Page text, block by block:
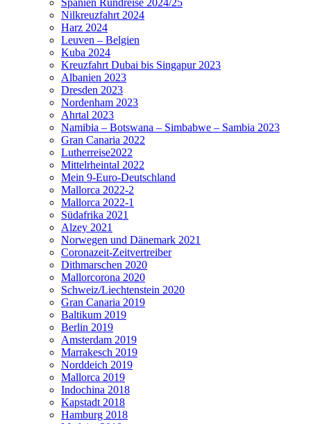
Spanien Rundreise 2024/25
Nilkreuzfahrt 2024
Harz 2024
Leuven – Belgien
Kuba 2024
Kreuzfahrt Dubai bis Singapur 2023
Albanien 2023
Dresden 2023
Nordenham 2023
Ahrtal 2023
Namibia – Botswana – Simbabwe – Sambia 2023
Gran Canaria 2022
Lutherreise2022
Mittelrheintal 2022
Mein 9-Euro-Deutschland
Mallorca 2022-2
Mallorca 2022-1
Südafrika 2021
Alzey 2021
Norwegen und Dänemark 2021
Coronazeit-Zeitvertreiber
Dithmarschen 2020
Mallorcorona 2020
Schweiz/Liechtenstein 2020
Gran Canaria 2019
Baltikum 2019
Berlin 2019
Amsterdam 2019
Marrakesch 2019
Norddeich 2019
Mallorca 2019
Indochina 2018
Kapstadt 2018
Hamburg 2018